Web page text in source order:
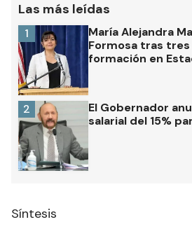
Las más leídas
María Alejandra
Formosa tras
formación en
1
El Gobernador
salarial del 15%
2
Síntesis